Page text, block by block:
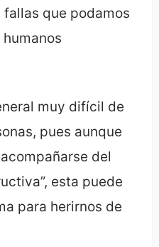
que podamos
muy difícil de
pues aunque
del
esta puede
para herirnos de